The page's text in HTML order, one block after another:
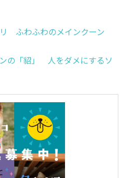
ふわふわのメインクーン
の「貂」 人をダメにするソ